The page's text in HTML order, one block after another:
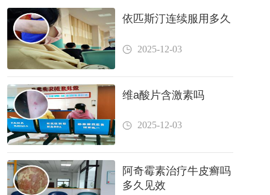
依匹斯汀连续服用多久
2025-12-03
维a酸片含激素吗
2025-12-03
阿奇霉素治疗牛皮癣吗
多久见效